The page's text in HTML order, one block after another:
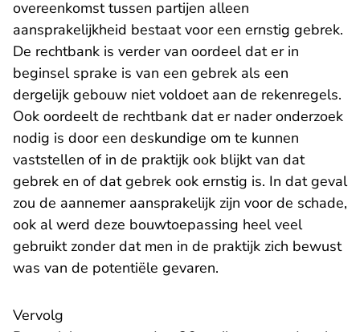
overeenkomst tussen partijen alleen
aansprakelijkheid bestaat voor een ernstig gebrek.
De rechtbank is verder van oordeel dat er in
beginsel sprake is van een gebrek als een
dergelijk gebouw niet voldoet aan de rekenregels.
Ook oordeelt de rechtbank dat er nader onderzoek
nodig is door een deskundige om te kunnen
vaststellen of in de praktijk ook blijkt van dat
gebrek en of dat gebrek ook ernstig is. In dat geval
zou de aannemer aansprakelijk zijn voor de schade,
ook al werd deze bouwtoepassing heel veel
gebruikt zonder dat men in de praktijk zich bewust
was van de potentiële gevaren.
Vervolg